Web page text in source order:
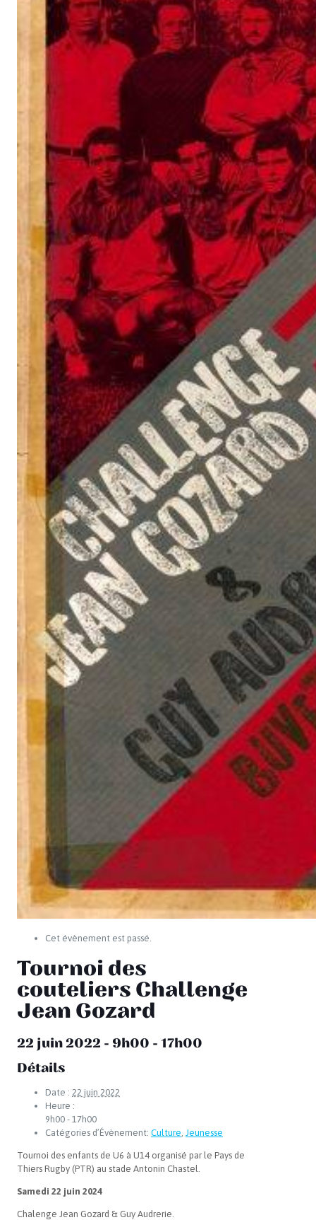
Cet évènement est passé.
Tournoi des
couteliers Challenge
Jean Gozard
22 juin 2022 - 9h00 - 17h00
Détails
Date : 22 juin 2022
Heure :
9h00 - 17h00
Catégories d’Évènement: Culture Jeunesse
Tournoi des enfants de U6 à U14 organisé par le Pays de
Thiers Rugby (PTR) au stade Antonin Chastel.
Samedi 22 juin 2024
Chalenge Jean Gozard & Guy Audrerie.